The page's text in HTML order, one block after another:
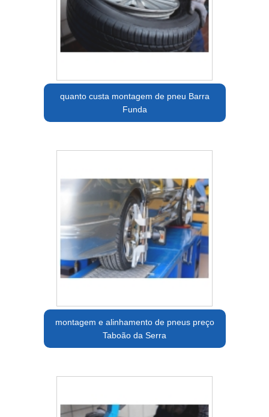
quanto custa montagem de pneu Barra
Funda
montagem e alinhamento de pneus preço
Taboão da Serra